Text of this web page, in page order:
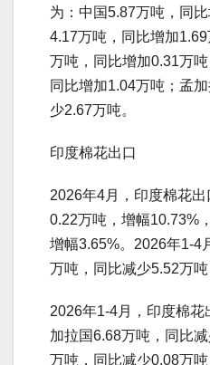
为：中国5.87万吨，同
4.17万吨，同比增加
万吨，同比增加0.31万
同比增加1.04万吨；孟
少2.67万吨。
印度棉花出口
2026年4月，印度棉花
0.22万吨，增幅10.73%
增幅3.65%。2026年1-4
万吨，同比减少5.52万吨
2026年1-4月，印度棉
加拉国6.68万吨，同比
万吨，同比减少0.08万